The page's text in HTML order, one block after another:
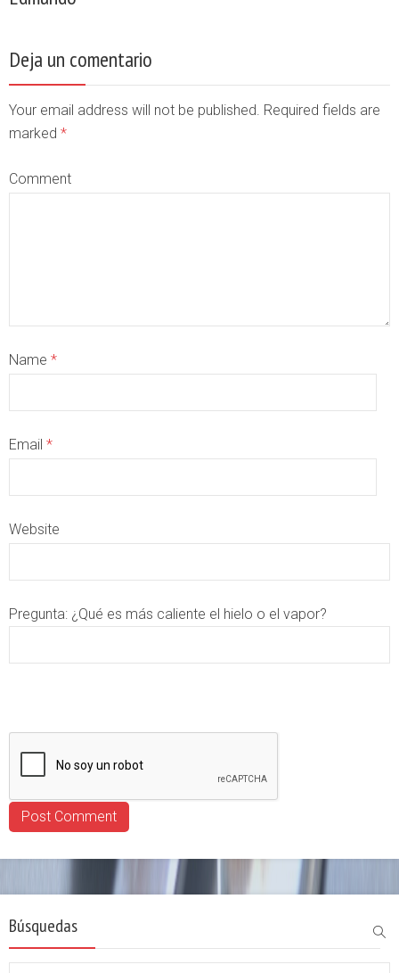
Deja un comentario
Your email address will not be published. Required fields are
marked *
Comment
Name *
Email *
Website
Pregunta: ¿Qué es más caliente el hielo o el vapor?
Búsquedas